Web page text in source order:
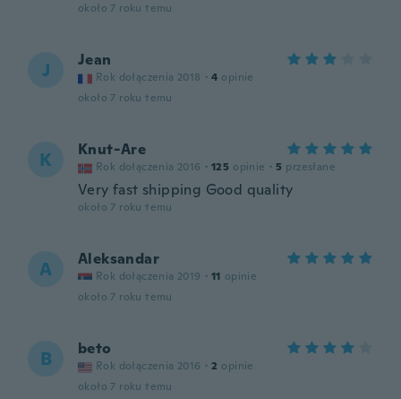
około 7 roku temu
J Jean
Rok dołączenia 2018 · 4 opinie
około 7 roku temu
K Knut-Are
Rok dołączenia 2016 · 125 opinie · 5 przesłane
Very fast shipping Good quality
około 7 roku temu
A Aleksandar
Rok dołączenia 2019 · 11 opinie
około 7 roku temu
B beto
Rok dołączenia 2016 · 2 opinie
około 7 roku temu